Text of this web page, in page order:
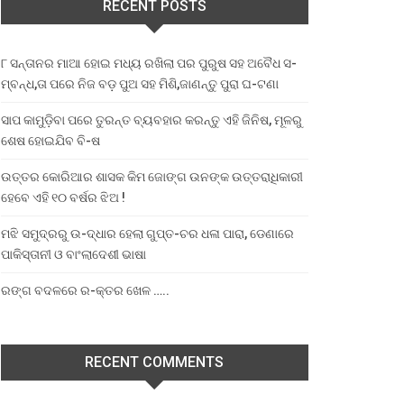
RECENT POSTS
୮ ସନ୍ତାନର ମାଆ ହୋଇ ମଧ୍ୟ ରଖିଲା ପର ପୁରୁଷ ସହ ଅବୈଧ ସ-
ମ୍ବନ୍ଧ,ତା ପରେ ନିଜ ବଡ଼ ପୁଅ ସହ ମିଶି,ଜାଣନ୍ତୁ ପୁରା ଘ-ଟଣା
ସାପ କାମୁଡ଼ିବା ପରେ ତୁରନ୍ତ ବ୍ୟବହାର କରନ୍ତୁ ଏହି ଜିନିଷ, ମୂଳରୁ
ଶେଷ ହୋଇଯିବ ବି-ଷ
ଉତ୍ତର କୋରିଆର ଶାସକ କିମ ଜୋଙ୍ଗ ଉନଙ୍କ ଉତ୍ତରାଧିକାରୀ
ହେବେ ଏହି ୧୦ ବର୍ଷର ଝିଅ !
ମଝି ସମୁଦ୍ରରୁ ଉ-ଦ୍ଧାର ହେଲା ଗୁପ୍ତ-ଚର ଧଳା ପାରା, ଡେଣାରେ
ପାକିସ୍ତାନୀ ଓ ବାଂଲାଦେଶୀ ଭାଷା
ରଙ୍ଗ ବଦଳରେ ର-କ୍ତର ଖେଳ …..
RECENT COMMENTS